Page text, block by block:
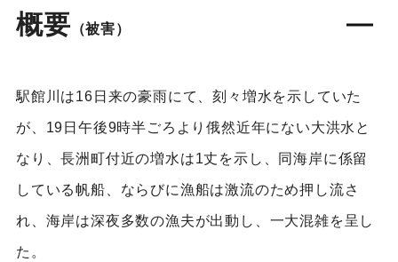
概要 （被害）
駅館川は16日来の豪雨にて、刻々増水を示していた
が、19日午後9時半ごろより俄然近年にない大洪水と
なり、長洲町付近の増水は1丈を示し、同海岸に係留
している帆船、ならびに漁船は激流のため押し流さ
れ、海岸は深夜多数の漁夫が出動し、一大混雑を呈し
た。